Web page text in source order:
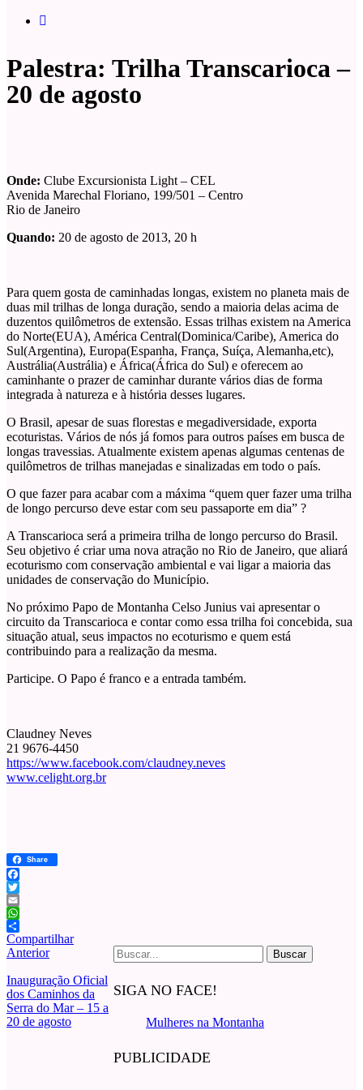
Palestra: Trilha Transcarioca –
20 de agosto
Onde: Clube Excursionista Light – CEL
Avenida Marechal Floriano, 199/501 – Centro
Rio de Janeiro
Quando: 20 de agosto de 2013, 20 h
Para quem gosta de caminhadas longas, existem no planeta mais de
duas mil trilhas de longa duração, sendo a maioria delas acima de
duzentos quilômetros de extensão. Essas trilhas existem na America
do Norte(EUA), América Central(Dominica/Caribe), America do
Sul(Argentina), Europa(Espanha, França, Suíça, Alemanha,etc),
Austrália(Austrália) e África(África do Sul) e oferecem ao
caminhante o prazer de caminhar durante vários dias de forma
integrada à natureza e à história desses lugares.
O Brasil, apesar de suas florestas e megadiversidade, exporta
ecoturistas. Vários de nós já fomos para outros países em busca de
longas travessias. Atualmente existem apenas algumas centenas de
quilômetros de trilhas manejadas e sinalizadas em todo o país.
O que fazer para acabar com a máxima “quem quer fazer uma trilha
de longo percurso deve estar com seu passaporte em dia” ?
A Transcarioca será a primeira trilha de longo percurso do Brasil.
Seu objetivo é criar uma nova atração no Rio de Janeiro, que aliará
ecoturismo com conservação ambiental e vai ligar a maioria das
unidades de conservação do Município.
No próximo Papo de Montanha Celso Junius vai apresentar o
circuito da Transcarioca e contar como essa trilha foi concebida, sua
situação atual, seus impactos no ecoturismo e quem está
contribuindo para a realização da mesma.
Participe. O Papo é franco e a entrada também.
Claudney Neves
21 9676-4450
https://www.facebook.com/claudney.neves
www.celight.org.br
Share
Facebook
Twitter
Email
WhatsApp
Compartilhar
Buscar
por:
SIGA NO FACE!
Mulheres na Montanha
PUBLICIDADE
Anterior
Inauguração Oficial
dos Caminhos da
Serra do Mar – 15 a
20 de agosto